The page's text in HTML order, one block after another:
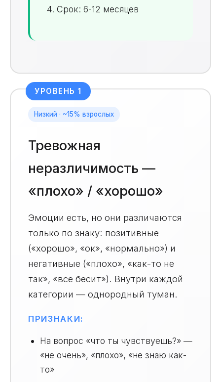
Срок: 6-12 месяцев
УРОВЕНЬ 1
Низкий · ~15% взрослых
Тревожная
неразличимость —
«плохо» / «хорошо»
Эмоции есть, но они различаются
только по знаку: позитивные
(«хорошо», «ок», «нормально») и
негативные («плохо», «как-то не
так», «всё бесит»). Внутри каждой
категории — однородный туман.
ПРИЗНАКИ:
На вопрос «что ты чувствуешь?» —
«не очень», «плохо», «не знаю как-
то»